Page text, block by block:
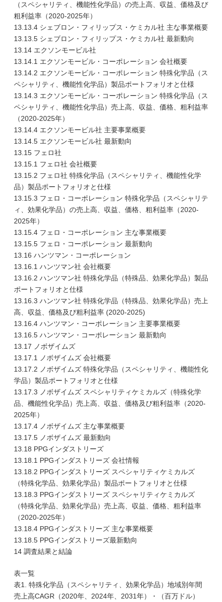
（スペシャリティ、機能性化学品）の売上高、収益、価格及び
粗利益率（2020-2025年）
13.13.4 シェブロン・フィリップス・ケミカル社 主な事業概要
13.13.5 シェブロン・フィリップス・ケミカル社 最新動向
13.14 エクソンモービル社
13.14.1 エクソンモービル・コーポレーション 会社概要
13.14.2 エクソンモービル・コーポレーション 特殊化学品（ス
ペシャリティ、機能性化学品）製品ポートフォリオと仕様
13.14.3 エクソンモービル・コーポレーション 特殊化学品（ス
ペシャリティ、機能性化学品）売上高、収益、価格、粗利益率
（2020-2025年）
13.14.4 エクソンモービル社 主要事業概要
13.14.5 エクソンモービル社 最新動向
13.15 フェロ社
13.15.1 フェロ社 会社概要
13.15.2 フェロ社 特殊化学品（スペシャリティ、機能性化学
品）製品ポートフォリオと仕様
13.15.3 フェロ・コーポレーション 特殊化学品（スペシャリテ
ィ、効果化学品）の売上高、収益、価格、粗利益率（2020-
2025年）
13.15.4 フェロ・コーポレーション 主な事業概要
13.15.5 フェロ・コーポレーション 最新動向
13.16 ハンツマン・コーポレーション
13.16.1 ハンツマン社 会社概要
13.16.2 ハンツマン社 特殊化学品（特殊品、効果化学品）製品
ポートフォリオと仕様
13.16.3 ハンツマン社 特殊化学品（特殊品、効果化学品）売上
高、収益、価格及び粗利益率 (2020-2025)
13.16.4 ハンツマン・コーポレーション 主要事業概要
13.16.5 ハンツマン・コーポレーション 最新動向
13.17 ノボザイムズ
13.17.1 ノボザイムズ 会社概要
13.17.2 ノボザイムズ 特殊化学品（スペシャリティ、機能性化
学品）製品ポートフォリオと仕様
13.17.3 ノボザイムズ スペシャリティケミカルズ（特殊化学
品、機能性化学品）売上高、収益、価格及び粗利益率（2020-
2025年）
13.17.4 ノボザイムズ 主な事業概要
13.17.5 ノボザイムズ 最新動向
13.18 PPGインダストリーズ
13.18.1 PPGインダストリーズ 会社情報
13.18.2 PPGインダストリーズ スペシャリティケミカルズ
（特殊化学品、効果化学品）製品ポートフォリオと仕様
13.18.3 PPGインダストリーズ スペシャリティケミカルズ
（特殊化学品、効果化学品）売上高、収益、価格、粗利益率
（2020-2025年）
13.18.4 PPGインダストリーズ 主な事業概要
13.18.5 PPGインダストリーズ最新動向
14 調査結果と結論
表一覧
表1. 特殊化学品（スペシャリティ、効果化学品）地域別年間
売上高CAGR（2020年、2024年、2031年）・（百万ドル）